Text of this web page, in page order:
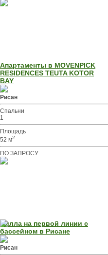
Апартаменты в MOVENPICK
RESIDENCES TEUTA KOTOR
BAY
Рисан
Спальни
1
Площадь
52 м2
ПО ЗАПРОСУ
Вилла на первой линии с
бассейном в Рисане
Рисан